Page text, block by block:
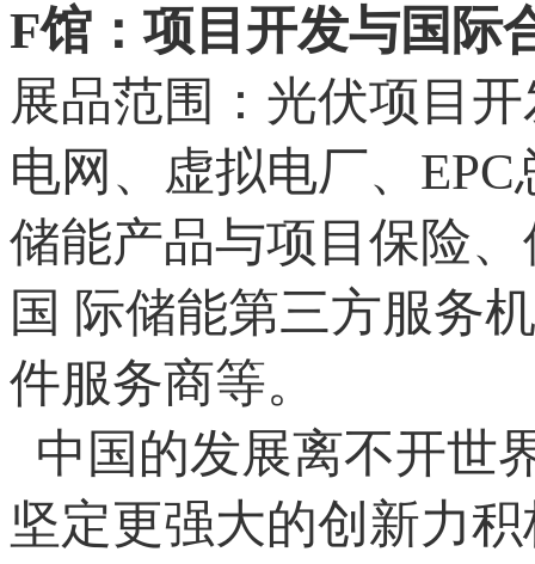
F馆：项目开发与国际
展品范围：光伏项目
电网、虚拟电厂、
储能产品与项目保险
国 际储能第三方服务
件服务商等。
中国的发展离不开世
坚定更强大的创新力